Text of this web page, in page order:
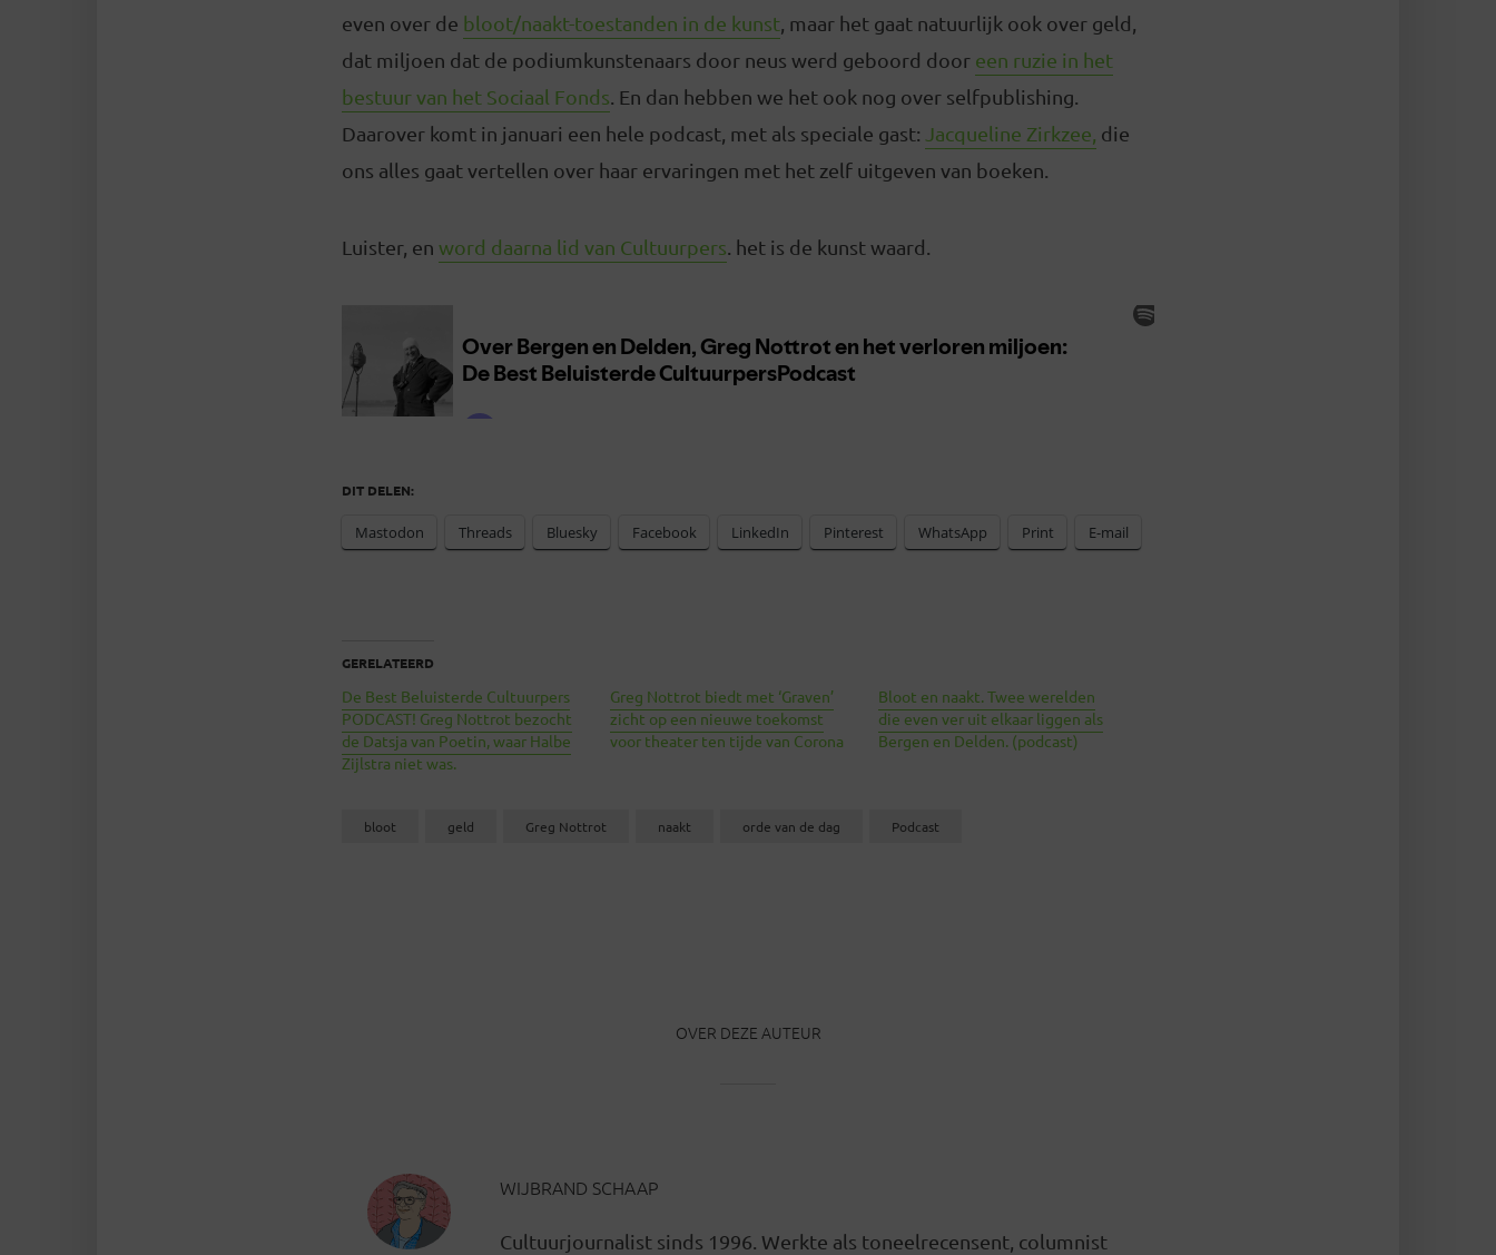
even over de bloot/naakt-toestanden in de kunst, maar het gaat natuurlijk ook over geld,
dat miljoen dat de podiumkunstenaars door neus werd geboord door een ruzie in het
bestuur van het Sociaal Fonds. En dan hebben we het ook nog over selfpublishing.
Daarover komt in januari een hele podcast, met als speciale gast: Jacqueline Zirkzee, die
ons alles gaat vertellen over haar ervaringen met het zelf uitgeven van boeken.
Luister, en word daarna lid van Cultuurpers. het is de kunst waard.
DIT DELEN:
Mastodon Threads Bluesky Facebook LinkedIn Pinterest WhatsApp Print E-mail
GERELATEERD
De Best Beluisterde Cultuurpers
PODCAST! Greg Nottrot bezocht
de Datsja van Poetin, waar Halbe
Zijlstra niet was.
Greg Nottrot biedt met ‘Graven’
zicht op een nieuwe toekomst
voor theater ten tijde van Corona
Bloot en naakt. Twee werelden
die even ver uit elkaar liggen als
Bergen en Delden. (podcast)
bloot geld Greg Nottrot naakt orde van de dag Podcast
OVER DEZE AUTEUR
WIJBRAND SCHAAP
Cultuurjournalist sinds 1996. Werkte als toneelrecensent, columnist